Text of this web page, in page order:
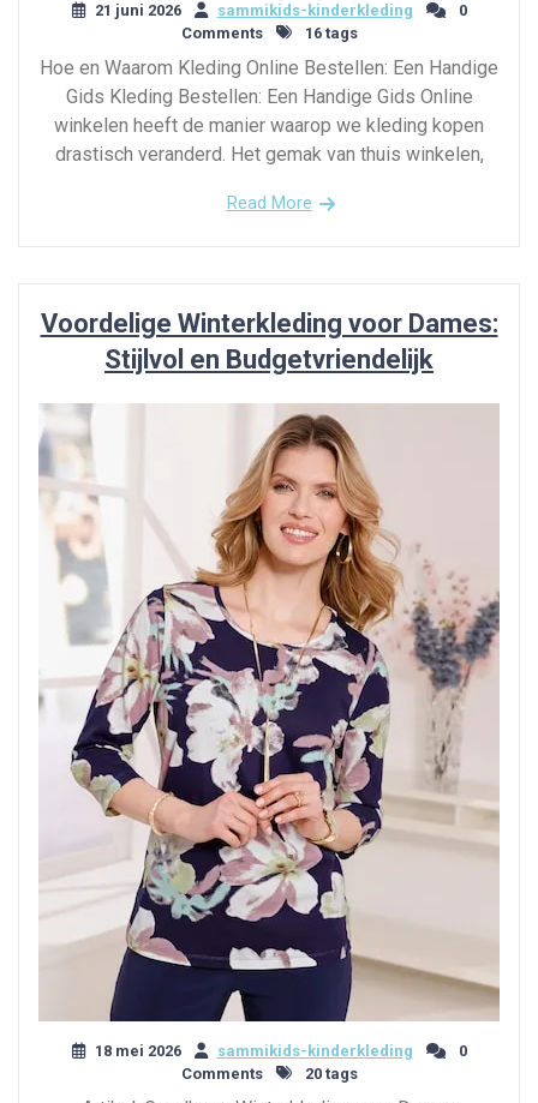
21 juni 2026 sammikids-kinderkleding
0
Comments
16 tags
Hoe en Waarom Kleding Online Bestellen: Een Handige
Gids Kleding Bestellen: Een Handige Gids Online
winkelen heeft de manier waarop we kleding kopen
drastisch veranderd. Het gemak van thuis winkelen,
Read More
Voordelige Winterkleding voor Dames:
Stijlvol en Budgetvriendelijk
18 mei 2026 sammikids-kinderkleding
0
Comments
20 tags